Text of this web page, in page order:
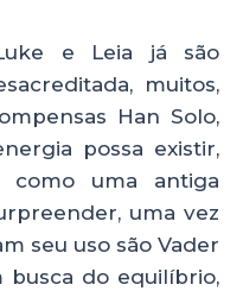
e Leia já são
muitos,
Han Solo,
possa existir,
uma antiga
uma vez
seu uso são Vader
busca do equilíbrio,